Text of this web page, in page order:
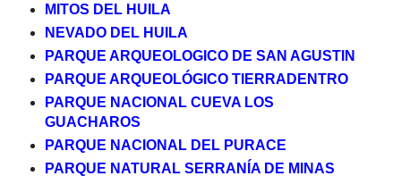
MITOS DEL HUILA
NEVADO DEL HUILA
PARQUE ARQUEOLOGICO DE SAN AGUSTIN
PARQUE ARQUEOLÓGICO TIERRADENTRO
PARQUE NACIONAL CUEVA LOS
GUACHAROS
PARQUE NACIONAL DEL PURACE
PARQUE NATURAL SERRANÍA DE MINAS